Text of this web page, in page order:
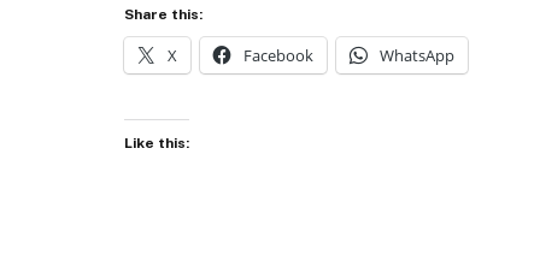
Share this:
X Facebook WhatsApp
Like this: